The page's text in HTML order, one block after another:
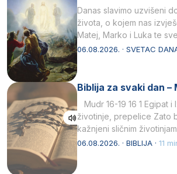
Danas slavimo uzvišeni
života, o kojem nas
Matej, Marko i Luka te
drugoj…
06.08.2026. · SVETAC
Biblija za svaki dan –
Mudr 16-19 16 1 Egipat i
životinje, prepelice Zato
kažnjeni sličnim
kukaca.2 A narod…
06.08.2026. · BIBLIJA · 11